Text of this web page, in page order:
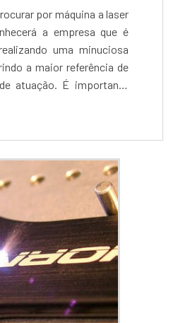
por máquina a laser
a empresa que é
uma minuciosa
a maior referência de
É importante
deve ser adquirido com
Esse tipo de
a qualidade e
além de evitar
frequentes de